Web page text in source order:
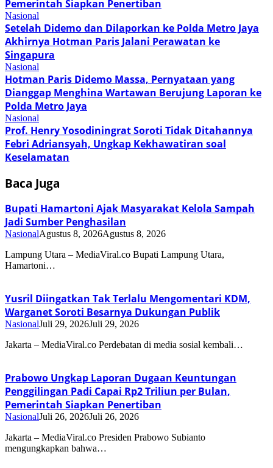
Pemerintah Siapkan Penertiban
Nasional
Setelah Didemo dan Dilaporkan ke Polda Metro Jaya
Akhirnya Hotman Paris Jalani Perawatan ke
Singapura
Nasional
Hotman Paris Didemo Massa, Pernyataan yang
Dianggap Menghina Wartawan Berujung Laporan ke
Polda Metro Jaya
Nasional
Prof. Henry Yosodiningrat Soroti Tidak Ditahannya
Febri Adriansyah, Ungkap Kekhawatiran soal
Keselamatan
Baca Juga
Bupati Hamartoni Ajak Masyarakat Kelola Sampah
Jadi Sumber Penghasilan
NasionalAgustus 8, 2026Agustus 8, 2026
Lampung Utara – MediaViral.co Bupati Lampung Utara,
Hamartoni…
Yusril Diingatkan Tak Terlalu Mengomentari KDM,
Warganet Soroti Besarnya Dukungan Publik
NasionalJuli 29, 2026Juli 29, 2026
Jakarta – MediaViral.co Perdebatan di media sosial kembali…
Prabowo Ungkap Laporan Dugaan Keuntungan
Penggilingan Padi Capai Rp2 Triliun per Bulan,
Pemerintah Siapkan Penertiban
NasionalJuli 26, 2026Juli 26, 2026
Jakarta – MediaViral.co Presiden Prabowo Subianto
mengungkapkan bahwa…